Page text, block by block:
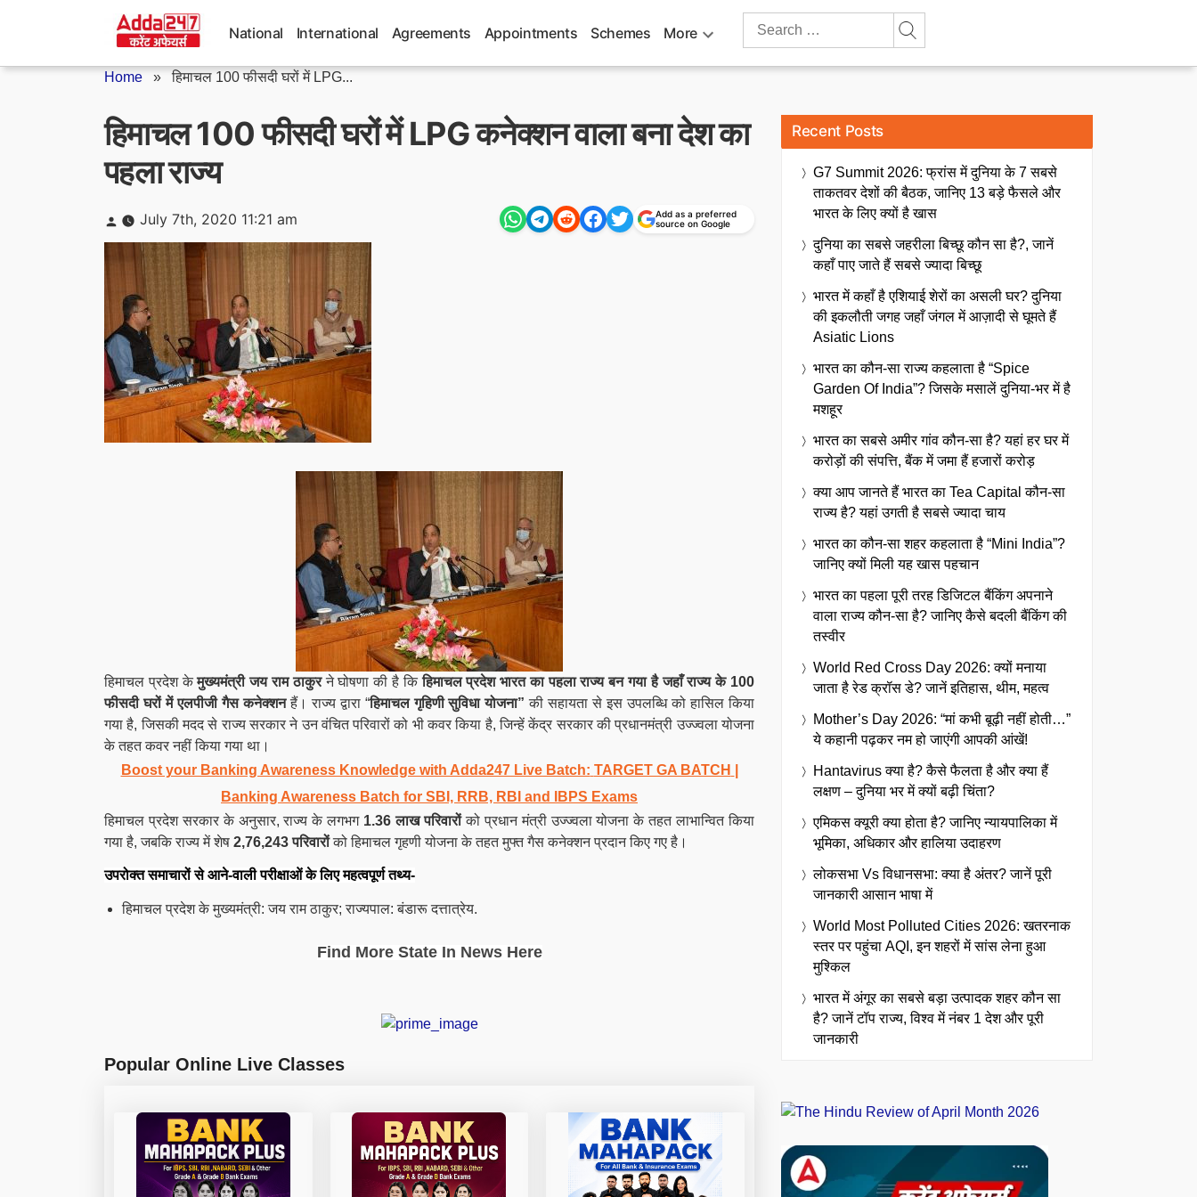
National International Agreements Appointments Schemes More
Search
Home »हिमाचल 100 फीसदी घरों में LPG...
हिमाचल 100 फीसदी घरों में LPG कनेक्शन वाला बना देश का
पहला राज्य
Posted
by
July 7th, 2020 11:21 am
Add as a preferred
source on Google
हिमाचल प्रदेश केमुख्यमंत्री जय राम ठाकुरने घोषणा की है किहिमाचल प्रदेश भारत का पहला राज्य बन गया है जहाँ राज्य के 100
फीसदी घरों में एलपीजी गैस कनेक्शनहैं। राज्य द्वारा “हिमाचल गृहिणी सुविधा योजना” की सहायता से इस उपलब्धि को हासिल किया
गया है, जिसकी मदद से राज्य सरकार ने उन वंचित परिवारों को भी कवर किया है, जिन्हें केंद्र सरकार की प्रधानमंत्री उज्ज्वला योजना
के तहत कवर नहीं किया गया था।
Boost your Banking Awareness Knowledge with Adda247 Live Batch: TARGET GA BATCH
Banking Awareness Batch for SBI, RRB, RBI and IBPS Exams
हिमाचल प्रदेश सरकार के अनुसार, राज्य के लगभग 1.36 लाख परिवारोंको प्रधान मंत्री उज्ज्वला योजना के तहत लाभान्वित किया
गया है, जबकि राज्य में शेष 2,76,243 परिवारोंको हिमाचल गृहणी योजना के तहत मुफ्त गैस कनेक्शन प्रदान किए गए है।
उपरोक्त समाचारों से आने-वाली परीक्षाओं के लिए महत्वपूर्ण तथ्य-
हिमाचल प्रदेश के मुख्यमंत्री: जय राम ठाकुर; राज्यपाल: बंडारू दत्तात्रेय.
Find More State In News Here
Popular Online Live Classes
Recent Posts
G7 Summit 2026: फ्रांस में दुनिया के 7 सबसे
ताकतवर देशों की बैठक, जानिए 13 बड़े फैसले और
भारत के लिए क्यों है खास
दुनिया का सबसे जहरीला बिच्छू कौन सा है?, जानें
कहाँ पाए जाते हैं सबसे ज्यादा बिच्छू
भारत में कहाँ है एशियाई शेरों का असली घर? दुनिया
की इकलौती जगह जहाँ जंगल में आज़ादी से घूमते हैं
Asiatic Lions
भारत का कौन-सा राज्य कहलाता है “Spice
Garden Of India”? जिसके मसालें दुनिया-भर में है
मशहूर
भारत का सबसे अमीर गांव कौन-सा है? यहां हर घर में
करोड़ों की संपत्ति, बैंक में जमा हैं हजारों करोड़
क्या आप जानते हैं भारत का Tea Capital कौन-सा
राज्य है? यहां उगती है सबसे ज्यादा चाय
भारत का कौन-सा शहर कहलाता है “Mini India”?
जानिए क्यों मिली यह खास पहचान
भारत का पहला पूरी तरह डिजिटल बैंकिंग अपनाने
वाला राज्य कौन-सा है? जानिए कैसे बदली बैंकिंग की
तस्वीर
World Red Cross Day 2026: क्यों मनाया
जाता है रेड क्रॉस डे? जानें इतिहास, थीम, महत्व
Mother’s Day 2026: “मां कभी बूढ़ी नहीं होती…”
ये कहानी पढ़कर नम हो जाएंगी आपकी आंखें!
Hantavirus क्या है? कैसे फैलता है और क्या हैं
लक्षण – दुनिया भर में क्यों बढ़ी चिंता?
एमिकस क्यूरी क्या होता है? जानिए न्यायपालिका में
भूमिका, अधिकार और हालिया उदाहरण
लोकसभा Vs विधानसभा: क्या है अंतर? जानें पूरी
जानकारी आसान भाषा में
World Most Polluted Cities 2026: खतरनाक
स्तर पर पहुंचा AQI, इन शहरों में सांस लेना हुआ
मुश्किल
भारत में अंगूर का सबसे बड़ा उत्पादक शहर कौन सा
है? जानें टॉप राज्य, विश्व में नंबर 1 देश और पूरी
जानकारी